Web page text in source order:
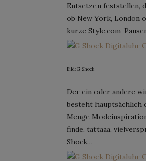
Entsetzen feststellen,
ob New York, London
kurze Style.com-
Bild: G-Shock
Der ein oder andere
besteht hauptsächlich
Menge
finde, tattaaa,
Shock…